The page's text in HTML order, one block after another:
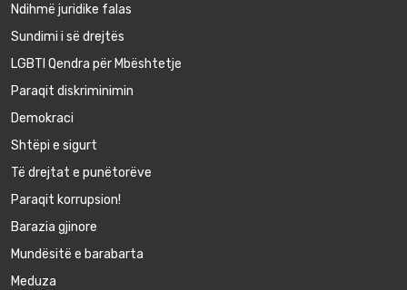
Ndihmë juridike falas
Sundimi i së drejtës
LGBTI Qendra për Mbështetje
Paraqit diskriminimin
Demokraci
Shtëpi e sigurt
Të drejtat e punëtorëve
Paraqit korrupsion!
Barazia gjinore
Mundësitë e barabarta
Meduza